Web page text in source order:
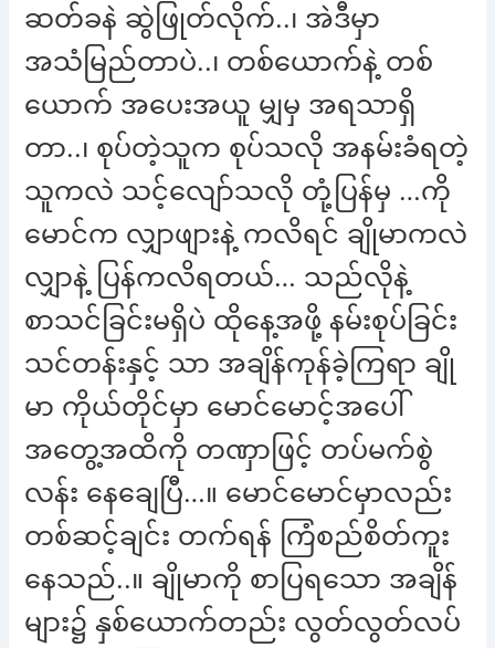
ဆတ်ခနဲ ဆွဲဖြုတ်လိုက်..၊ အဲဒီမှာ
အသံမြည်တာပဲ..၊ တစ်ယောက်နဲ့ တစ်
ယောက် အပေးအယူ မျှမှ အရသာရှိ
တာ..၊ စုပ်တဲ့သူက စုပ်သလို အနမ်းခံရတဲ့
သူကလဲ သင့်လျော်သလို တုံ့ပြန်မှ …ကို
မောင်က လျှာဖျားနဲ့ ကလိရင် ချိုမာကလဲ
လျှာနဲ့ ပြန်ကလိရတယ်… သည်လိုနဲ့
စာသင်ခြင်းမရှိပဲ ထိုနေ့အဖို့ နမ်းစုပ်ခြင်း
သင်တန်းနှင့် သာ အချိန်ကုန်ခဲ့ကြရာ ချို
မာ ကိုယ်တိုင်မှာ မောင်မောင့်အပေါ်
အတွေ့အထိကို တဏှာဖြင့် တပ်မက်စွဲ
လန်း နေချေပြီ…။ မောင်မောင်မှာလည်း
တစ်ဆင့်ချင်း တက်ရန် ကြံစည်စိတ်ကူး
နေသည်..။ ချိုမာကို စာပြရသော အချိန်
များ၌ နှစ်ယောက်တည်း လွတ်လွတ်လပ်